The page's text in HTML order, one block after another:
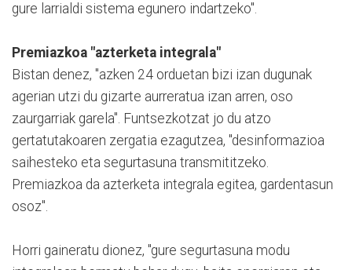
gure larrialdi sistema egunero indartzeko".
Premiazkoa "azterketa integrala"
Bistan denez, "azken 24 orduetan bizi izan dugunak
agerian utzi du gizarte aurreratua izan arren, oso
zaurgarriak garela". Funtsezkotzat jo du atzo
gertatutakoaren zergatia ezagutzea, "desinformazioa
saihesteko eta segurtasuna transmititzeko.
Premiazkoa da azterketa integrala egitea, gardentasun
osoz".
Horri gaineratu dionez, "gure segurtasuna modu